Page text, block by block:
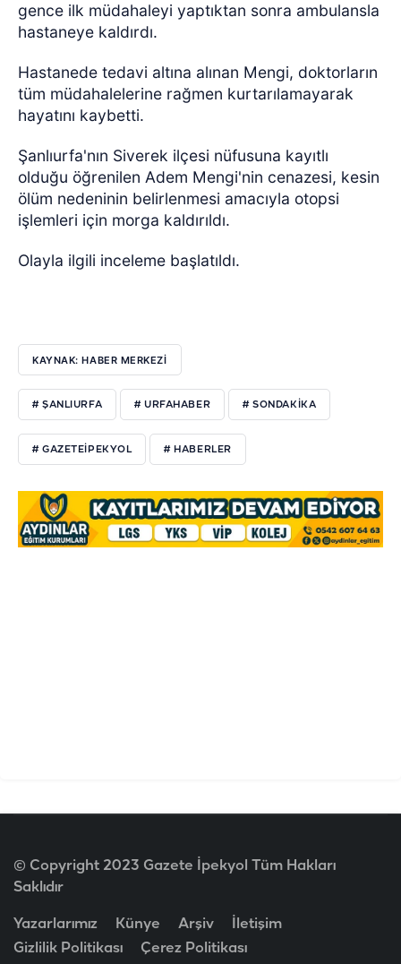
gence ilk müdahaleyi yaptıktan sonra ambulansla
hastaneye kaldırdı.
Hastanede tedavi altına alınan Mengi, doktorların
tüm müdahalelerine rağmen kurtarılamayarak
hayatını kaybetti.
Şanlıurfa'nın Siverek ilçesi nüfusuna kayıtlı
olduğu öğrenilen Adem Mengi'nin cenazesi, kesin
ölüm nedeninin belirlenmesi amacıyla otopsi
işlemleri için morga kaldırıldı.
Olayla ilgili inceleme başlatıldı.
KAYNAK: HABER MERKEZI
# ŞANLIURFA # URFAHABER # SONDAKIKA
# GAZETEIPEKYOL # HABERLER
© Copyright 2023 Gazete İpekyol Tüm Hakları
Saklıdır
Yazarlarımız Künye Arşiv
İletişim
Gizlilik Politikası
Çerez Politikası